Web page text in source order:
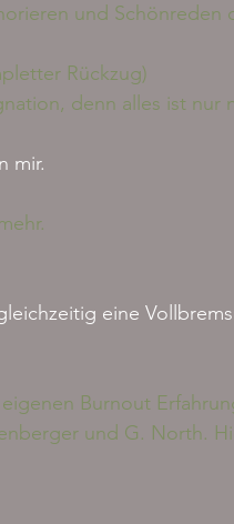
und Schönreden
Rückzug)
denn alles ist nur
mir.
eine
Burnout
und G. North.